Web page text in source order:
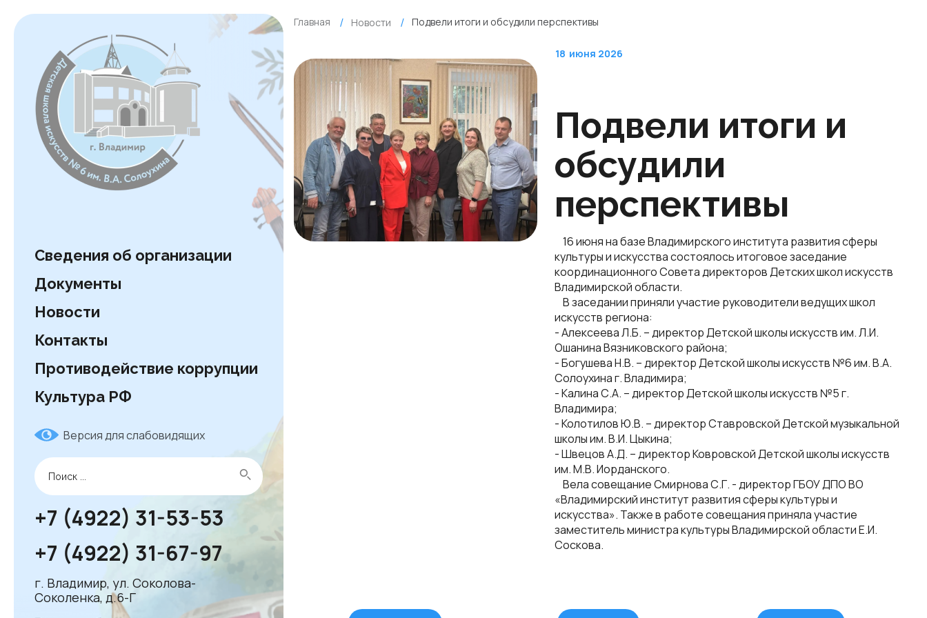
Сведения об организации
Документы
Новости
Контакты
Противодействие коррупции
Культура РФ
Версия для слабовидящих
+7 (4922) 31-53-53
+7 (4922) 31-67-97
г. Владимир, ул. Соколова-
Соколенка, д.6-Г
Главная Новости Подвели итоги и обсудили перспективы
18 июня 2026
Подвели итоги и
обсудили
перспективы
16 июня на базе Владимирского института развития сферы
культуры и искусства состоялось итоговое заседание
координационного Совета директоров Детских школ искусств
Владимирской области.
В заседании приняли участие руководители ведущих школ
искусств региона:
- Алексеева Л.Б. – директор Детской школы искусств им. Л.И.
Ошанина Вязниковского района;
- Богушева Н.В. – директор Детской школы искусств №6 им. В.А.
Солоухина г. Владимира;
- Калина С.А. – директор Детской школы искусств №5 г.
Владимира;
- Колотилов Ю.В. – директор Ставровской Детской музыкальной
школы им. В.И. Цыкина;
- Швецов А.Д. – директор Ковровской Детской школы искусств
им. М.В. Иорданского.
Вела совещание Смирнова С.Г. - директор ГБОУ ДПО ВО
«Владимирский институт развития сферы культуры и
искусства». Также в работе совещания приняла участие
заместитель министра культуры Владимирской области Е.И.
Соскова.